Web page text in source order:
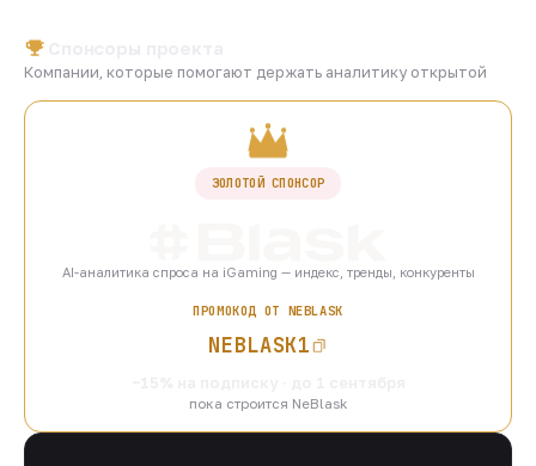
Компании, которые помогают держать аналитику открытой
ЗОЛОТОЙ СПОНСОР
AI-аналитика спроса на iGaming — индекс, тренды, конкуренты
ПРОМОКОД ОТ NEBLASK
NEBLASK1
пока строится NeBlask